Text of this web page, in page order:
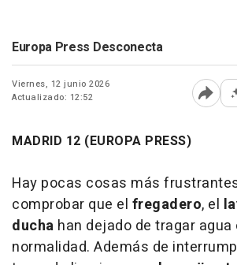
Europa Press Desconecta
Viernes, 12 junio 2026
Actualizado: 12:52
Abrir
MADRID 12 (EUROPA PRESS)
Hay pocas cosas más
comprobar que el fregadero, el
ducha han dejado de tragar agua
normalidad. Además de